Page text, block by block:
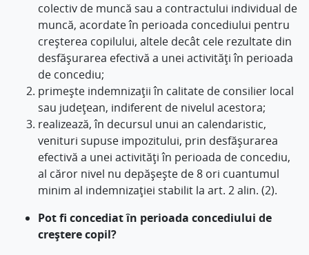
colectiv de muncă sau a contractului individual de
muncă, acordate în perioada concediului pentru
creşterea copilului, altele decât cele rezultate din
desfăşurarea efectivă a unei activităţi în perioada
de concediu;
primeşte indemnizaţii în calitate de consilier local
sau judeţean, indiferent de nivelul acestora;
realizează, în decursul unui an calendaristic,
venituri supuse impozitului, prin desfăşurarea
efectivă a unei activităţi în perioada de concediu,
al căror nivel nu depăşeşte de 8 ori cuantumul
minim al indemnizaţiei stabilit la art. 2 alin. (2).
Pot fi concediat în perioada concediului de
creștere copil?